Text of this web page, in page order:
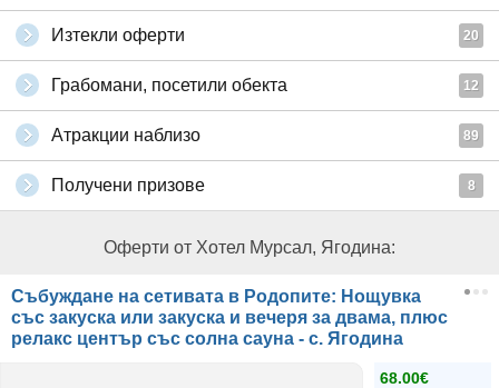
Изтекли оферти 20
Грабомани, посетили обекта 12
Атракции наблизо 89
Получени призове 8
Оферти от Хотел Мурсал, Ягодина:
Събуждане на сетивата в Родопите: Нощувка
със закуска или закуска и вечеря за двама, плюс
релакс център със солна сауна - с. Ягодина
68.00€